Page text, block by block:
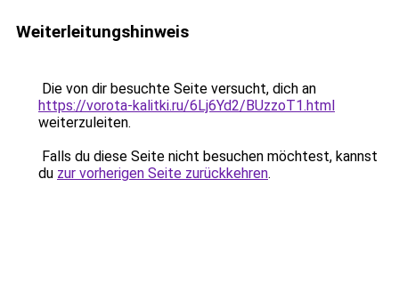
Weiterleitungshinweis
Die von dir besuchte Seite versucht, dich an
https://vorota-kalitki.ru/6Lj6Yd2/BUzzoT1.html
weiterzuleiten.
Falls du diese Seite nicht besuchen möchtest, kannst
du zur vorherigen Seite zurückkehren.